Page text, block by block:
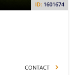
ID: 1601674
CONTACT